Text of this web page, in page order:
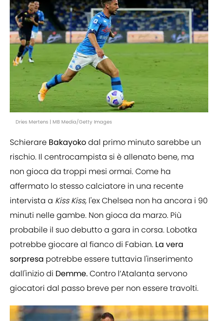
Dries Mertens | MB Media/Getty Images
Schierare Bakayokodal primo minuto sarebbe un
rischio. Il centrocampista si è allenato bene, ma
non gioca da troppi mesi ormai. Come ha
affermato lo stesso calciatore in una recente
intervista a Kiss Kiss, l'ex Chelsea non ha ancora i 90
minuti nelle gambe. Non gioca da marzo. Più
probabile il suo debutto a gara in corsa. Lobotka
potrebbe giocare al fianco di Fabian. La vera
sorpresa potrebbe essere tuttavia l'inserimento
dall'inizio di Demme.Contro l’Atalanta servono
giocatori dal passo breve per non essere travolti.